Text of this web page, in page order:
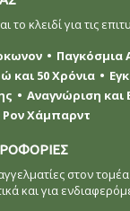
το κλειδί για τις
Παγκόσμια
και 50 Χρόνια
Αναγνώριση και
Ρον Χάμπαρντ
στον
και για